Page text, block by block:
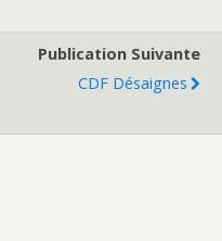
Publication Suivante
CDF Désaignes